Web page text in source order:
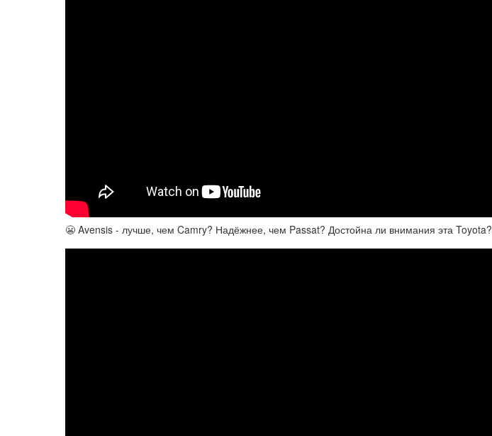
😬 Avensis - лучше, чем Camry? Надёжнее, чем Passat? Достойна ли внимания эта Toyota?